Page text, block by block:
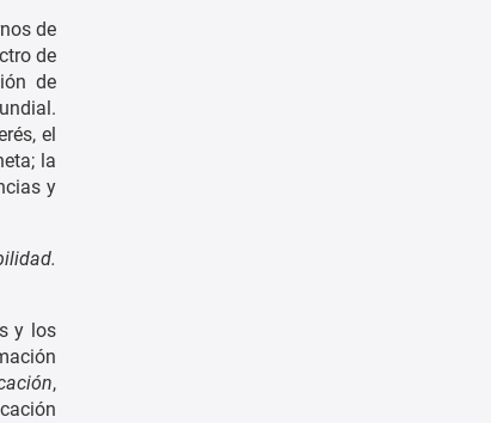
de
de
de
el
la
y
y los
,